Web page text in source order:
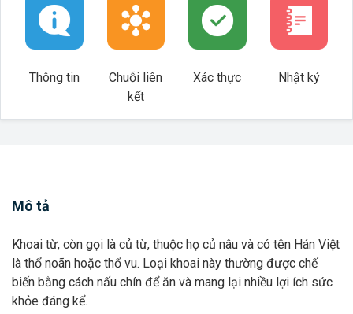
Thông tin
Chuỗi liên
kết
Xác thực Nhật ký
Mô tả
Khoai từ, còn gọi là củ từ, thuộc họ củ nâu và có tên Hán Việt
là thổ noãn hoặc thổ vu. Loại khoai này thường được chế
biến bằng cách nấu chín để ăn và mang lại nhiều lợi ích sức
khỏe đáng kể.